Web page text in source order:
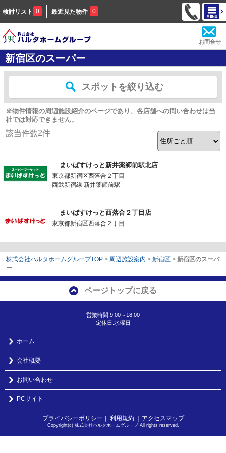
検討リスト 0 最近見た物件 0
お問合せ
新宿区のスーパー
スポットを絞り込む
※物件情報の周辺施設紹介のページであり、各店舗への問い合わせは当
社では対応できません。
該当件数2件
まいばすけっと新井薬師前駅北店
東京都新宿区西落合２丁目
西武新宿線 新井薬師前駅
-
まいばすけっと西落合２丁目店
東京都新宿区西落合２丁目
-
株式会社ハルタホームグループTOP > 周辺施設案内 > 新宿区 > 新宿区のスーパ
ー
ページトップに戻る
営業時間:9:00～18:00
定休日:水曜日
ホーム
会社概要
お問い合わせ
PCサイト
プライバシーポリシー ｜ 利用規約 ｜アクセスマップ
Copyright(c) 株式会社ハルタホームグループ All rights reserved.